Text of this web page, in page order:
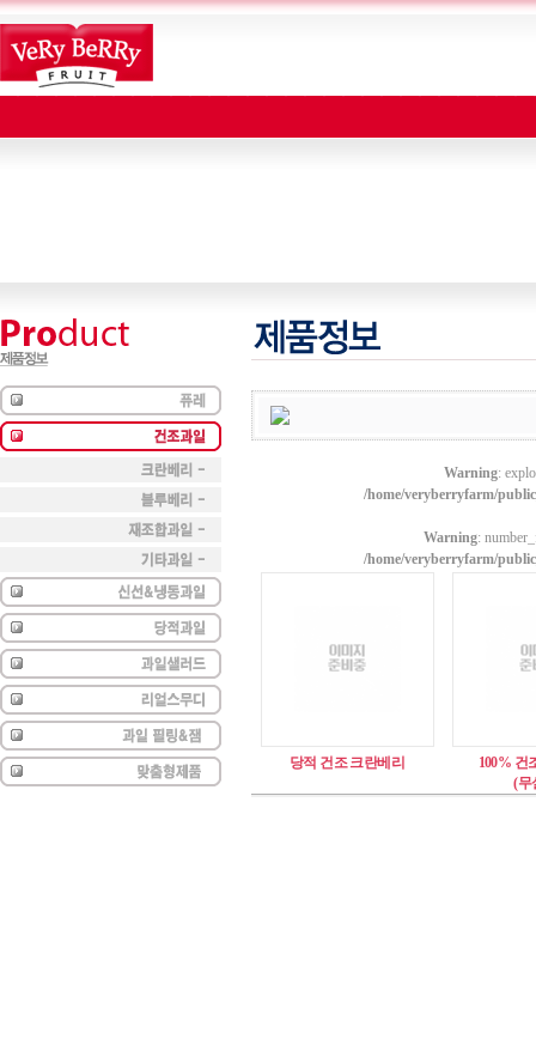
Warning:
/home/veryberryfarm/
Warning:
/home/veryberryfarm/
당적 건조 크란베리
100% 건
(무